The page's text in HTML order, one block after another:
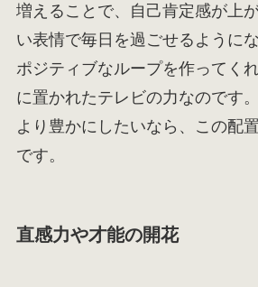
増えることで、自己肯定感が上
い表情で毎日を過ごせるように
ポジティブなループを作ってく
に置かれたテレビの力なのです
より豊かにしたいなら、この配
です。
直感力や才能の開花